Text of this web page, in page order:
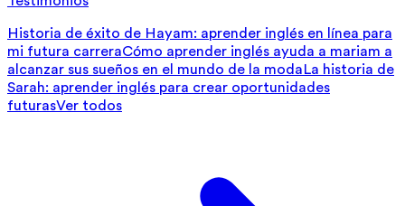
Historia de éxito de Hayam: aprender inglés en línea para
mi futura carreraCómo aprender inglés ayuda a mariam a
alcanzar sus sueños en el mundo de la modaLa historia de
Sarah: aprender inglés para crear oportunidades
futurasVer todos